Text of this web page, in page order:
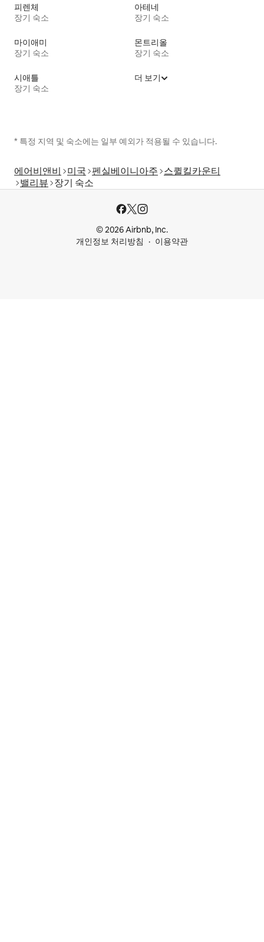
피렌체
장기 숙소
아테네
장기 숙소
마이애미
장기 숙소
몬트리올
장기 숙소
시애틀
장기 숙소
더 보기
* 특정 지역 및 숙소에는 일부 예외가 적용될 수 있습니다.
에어비앤비 미국 펜실베이니아주 스퀼킬카운티
밸리뷰 장기 숙소
© 2026 Airbnb, Inc.
개인정보 처리방침
이용약관